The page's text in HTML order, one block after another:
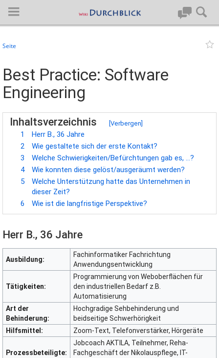
Hauptseite
Artikel von A-Z
Letzte Änderungen
Support
Spezialseiten
Über BlueSpice
Über Wiki Durchblick
Haftungsausschluss
Seite
Best Practice: Software
Engineering
Inhaltsverzeichnis [Verbergen]
1
Herr B., 36 Jahre
2
Wie gestaltete sich der erste Kontakt?
3
Welche Schwierigkeiten/Befürchtungen gab es, …?
4
Wie konnten diese gelöst/ausgeräumt werden?
5
Welche Unterstützung hatte das Unternehmen in
dieser Zeit?
6
Wie ist die langfristige Perspektive?
Herr B., 36 Jahre
Ausbildung:
Fachinformatiker Fachrichtung
Anwendungsentwicklung
Tätigkeiten:
Programmierung von Weboberflächen für
den industriellen Bedarf z.B.
Automatisierung
Art der
Behinderung:
Hochgradige Sehbehinderung und
beidseitige Schwerhörigkeit
Hilfsmittel:
Zoom-Text, Telefonverstärker, Hörgeräte
Prozessbeteiligte:
Jobcoach AKTILA, Teilnehmer, Reha-
Fachgeschäft der Nikolauspflege, IT-